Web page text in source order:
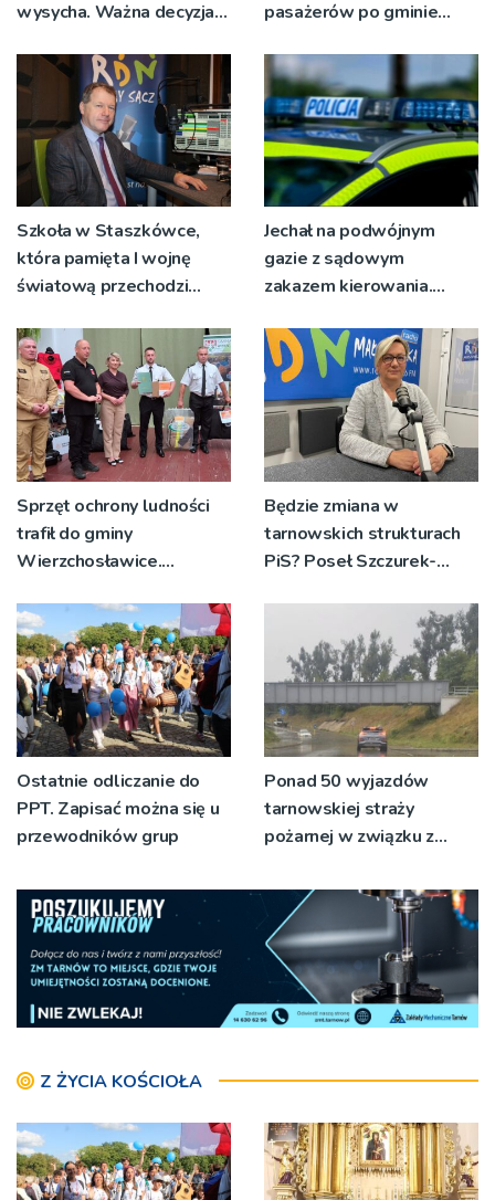
wysycha. Ważna decyzja
pasażerów po gminie
Szkoła w Staszkówce,
która pamięta I wojnę
światową przechodzi
Jechał na podwójnym
gazie z sądowym
zakazem kierowania.
Sprzęt ochrony ludności
trafił do gminy
Wierzchosławice.
strażacy i przedstawiciele
wodociągów
Będzie zmiana w
tarnowskich strukturach
PiS? Poseł Szczurek-
parlamentarzysty’
Ostatnie odliczanie do
PPT. Zapisać można się u
przewodników grup
Ponad 50 wyjazdów
tarnowskiej straży
pożarnej w związku z
Z ŻYCIA KOŚCIOŁA